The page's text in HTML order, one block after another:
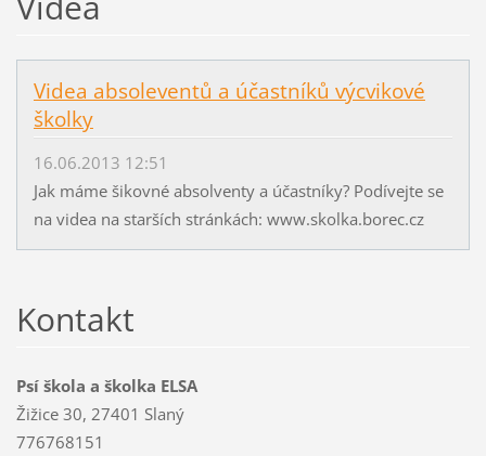
Videa absoleventů a účastníků výcvikové
školky
16.06.2013 12:51
Jak máme šikovné absolventy a účastníky? Podívejte se
na videa na starších stránkách: www.skolka.borec.cz
Kontakt
Psí škola a školka ELSA
Žižice 30, 27401 Slaný
776768151